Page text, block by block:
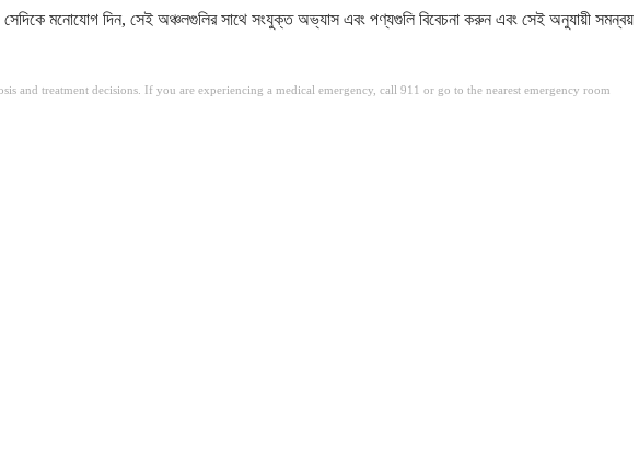
মনোযোগ দিন, সেই অঞ্চলগুলির সাথে সংযুক্ত অভ্যাস এবং পণ্যগুলি বিবেচনা করুন এবং সেই অনুযায়ী সমন্বয়
treatment decisions. If you are experiencing a medical emergency, call 911 or go to the nearest emergency room